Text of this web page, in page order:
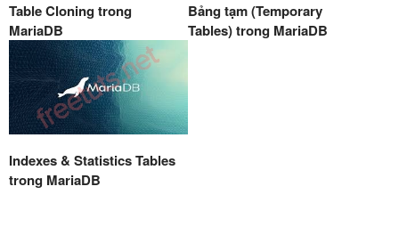
Table Cloning trong
MariaDB
Bảng tạm (Temporary
Tables) trong MariaDB
Indexes & Statistics Tables
trong MariaDB